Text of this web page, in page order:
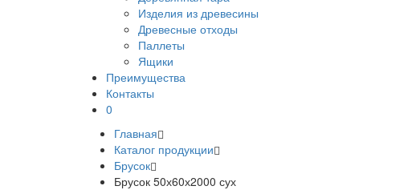
Изделия из древесины
Древесные отходы
Паллеты
Ящики
Преимущества
Контакты
0
Главная
Каталог продукции
Брусок
Брусок 50х60х2000 сух